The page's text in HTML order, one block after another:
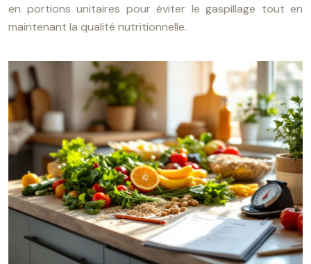
en portions unitaires pour éviter le gaspillage tout en
maintenant la qualité nutritionnelle.